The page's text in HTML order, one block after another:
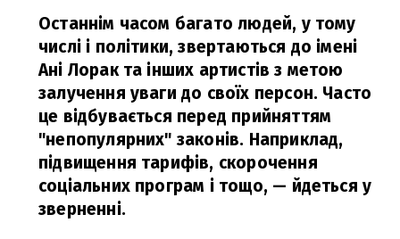
Останнім часом багато людей, у тому
числі і політики, звертаються до імені
Ані Лорак та інших артистів з метою
залучення уваги до своїх персон. Часто
це відбувається перед прийняттям
"непопулярних" законів. Наприклад,
підвищення тарифів, скорочення
соціальних програм і тощо, — йдеться у
зверненні.